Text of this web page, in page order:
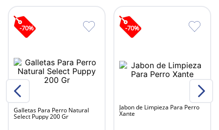
-70%
Galletas Para Perro Natural
Select Puppy 200 Gr
-70%
Jabon de Limpieza Para Perro
Xante